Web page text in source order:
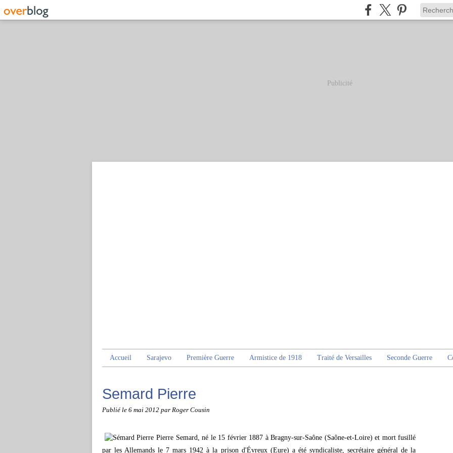
Publicité
Accueil Sarajevo Première Guerre Armistice de 1918 Traité de Versailles Seconde Guerre
Semard Pierre
Publié le 6 mai 2012 par Roger Cousin
Pierre Semard, né le 15 février 1887 à Bragny-sur-Saône (Saône-et-Loire) et mort fusillé
par les Allemands le 7 mars 1942 à la prison d'Évreux (Eure) a été syndicaliste, secrétaire général de la